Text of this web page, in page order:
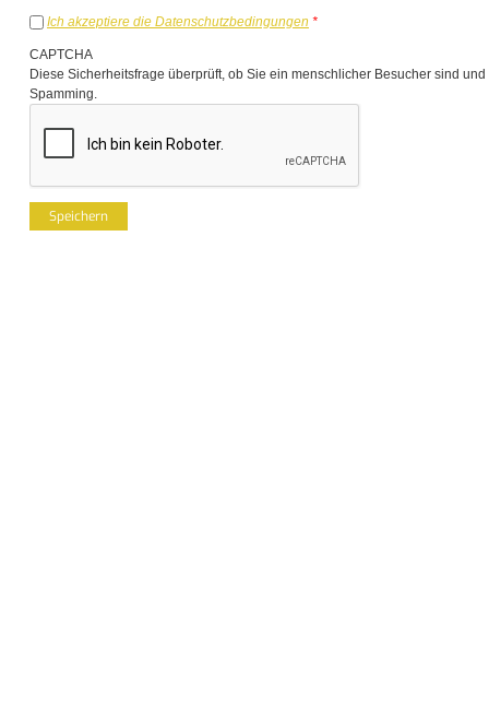
Ich akzeptiere die Datenschutzbedingungen *
CAPTCHA
Diese Sicherheitsfrage überprüft, ob Sie ein menschlicher Besucher sind
Spamming.